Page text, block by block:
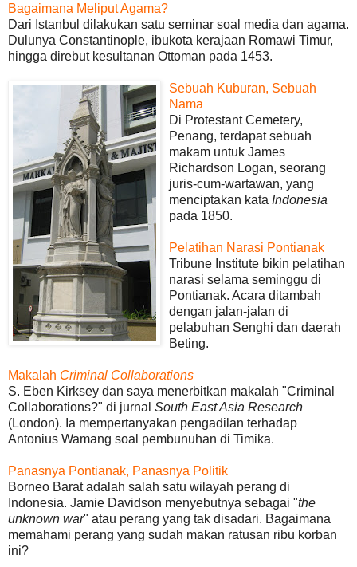
Bagaimana Meliput Agama?
Dari Istanbul dilakukan satu seminar soal media dan agama.
Dulunya Constantinople, ibukota kerajaan Romawi Timur,
hingga direbut kesultanan Ottoman pada 1453.
Sebuah Kuburan, Sebuah
Nama
Di Protestant Cemetery,
Penang, terdapat sebuah
makam untuk James
Richardson Logan, seorang
juris-cum-wartawan, yang
menciptakan kata Indonesia
pada 1850.
Pelatihan Narasi Pontianak
Tribune Institute bikin pelatihan
narasi selama seminggu di
Pontianak. Acara ditambah
dengan jalan-jalan di
pelabuhan Senghi dan daerah
Beting.
Makalah Criminal Collaborations
S. Eben Kirksey dan saya menerbitkan makalah "Criminal
Collaborations?" di jurnal South East Asia Research
(London). Ia mempertanyakan pengadilan terhadap
Antonius Wamang soal pembunuhan di Timika.
Panasnya Pontianak, Panasnya Politik
Borneo Barat adalah salah satu wilayah perang di
Indonesia. Jamie Davidson menyebutnya sebagai "the
unknown war" atau perang yang tak disadari. Bagaimana
memahami perang yang sudah makan ratusan ribu korban
ini?